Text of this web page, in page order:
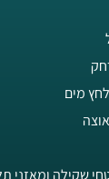
מים
שקילה ומאזני